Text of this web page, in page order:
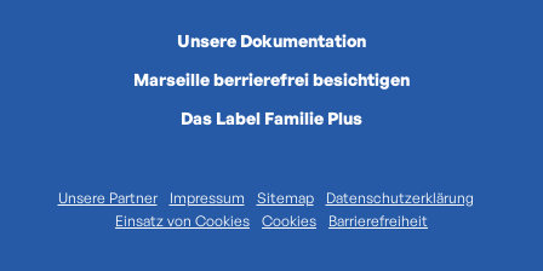
Unsere Dokumentation
Marseille berrierefrei besichtigen
Das Label Familie Plus
Unsere Partner Impressum Sitemap
Datenschutzerklärung
Einsatz von Cookies
Cookies Barrierefreiheit